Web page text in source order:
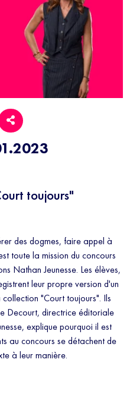
toujours"
des dogmes, faire appel à
toute la mission du concours
Nathan Jeunesse. Les élèves,
leur propre version d'un
"Court toujours". Ils
Decourt, directrice éditoriale
explique pourquoi il est
au concours se détachent de
à leur manière.